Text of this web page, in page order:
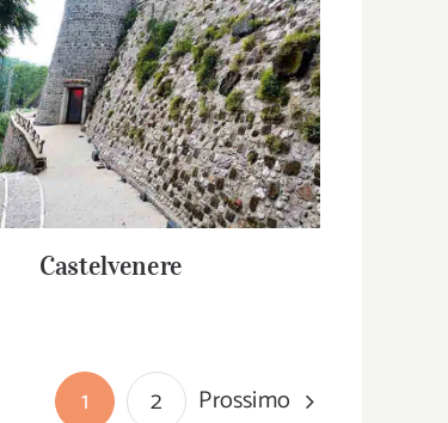
Castelvenere
1 2 Prossimo